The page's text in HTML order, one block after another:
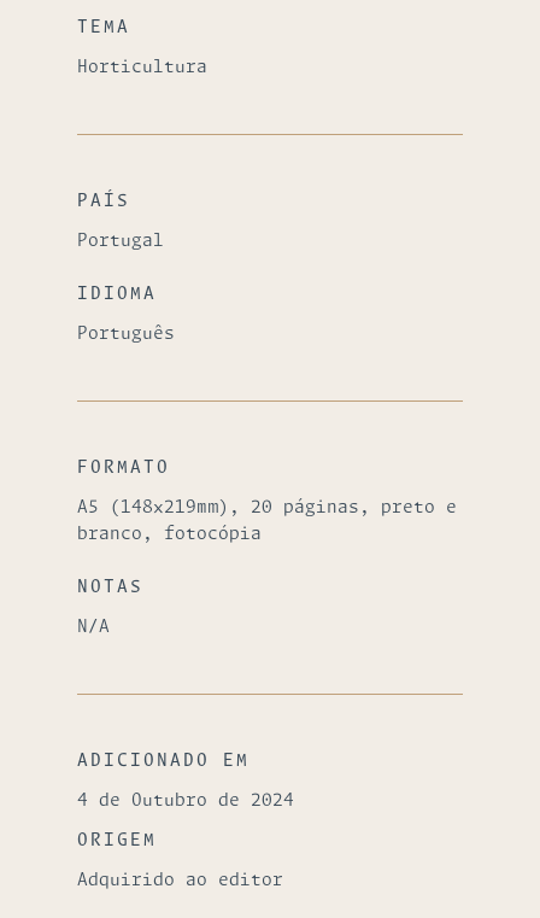
TEMA
Horticultura
PAÍS
Portugal
IDIOMA
Português
FORMATO
A5 (148x219mm), 20 páginas, preto e
branco, fotocópia
NOTAS
N/A
ADICIONADO EM
4 de Outubro de 2024
ORIGEM
Adquirido ao editor